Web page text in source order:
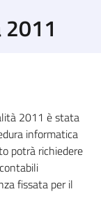
2011 è stata
informatica
potrà richiedere
fissata per il